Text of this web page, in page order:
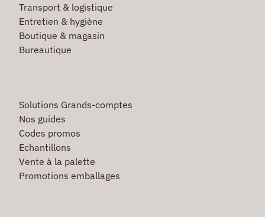
Transport & logistique
Entretien & hygiène
Boutique & magasin
Bureautique
Solutions Grands-comptes
Nos guides
Codes promos
Echantillons
Vente à la palette
Promotions emballages